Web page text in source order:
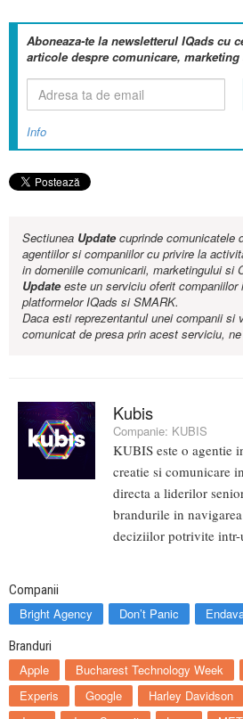
Aboneaza-te la newsletterul IQads cu
articole despre comunicare,
Info
Sectiunea Updatecuprinde comunicatele
agentiilor si companiilor cu privire la
in domeniile comunicarii, marketingului si
Updateeste un serviciu oferit companiilor
platformelor IQads si SMARK.
Daca esti reprezentantul unei companii si
comunicat de presa prin acest serviciu,
Kubis
Companie: KUBIS
KUBIS este o agentie
creatie si comunicare
directa a liderilor
brandurile in
deciziilor potrivite intr-
Companii
Bright Agency Don’t Panic
Branduri
Apple Bucharest Technology Week
Experis
Google Harley Davidson